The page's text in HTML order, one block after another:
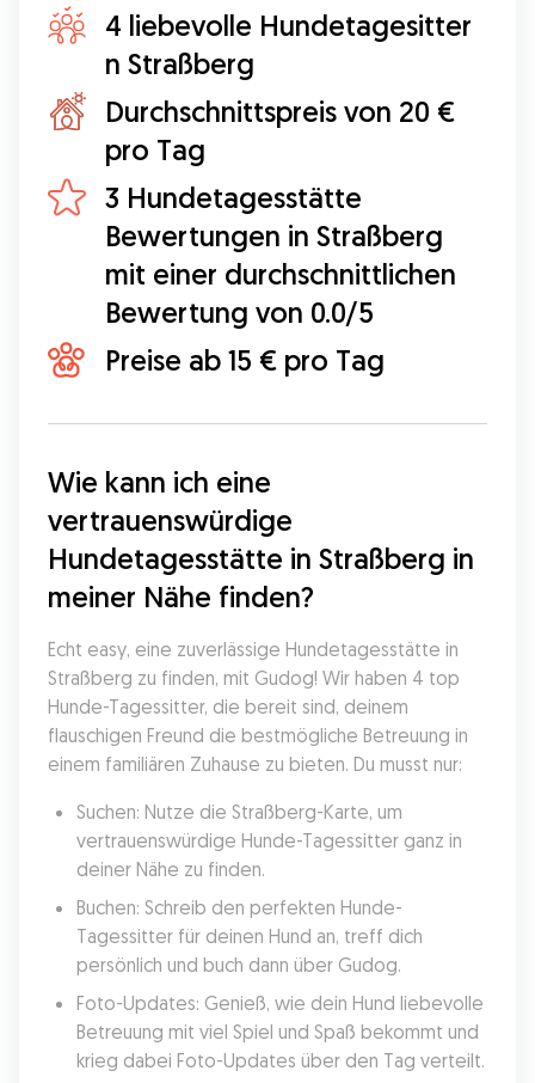
4 liebevolle Hundetagesitter
n Straßberg
Durchschnittspreis von 20 €
pro Tag
3 Hundetagesstätte
Bewertungen in Straßberg
mit einer durchschnittlichen
Bewertung von 0.0/5
Preise ab 15 € pro Tag
Wie kann ich eine
vertrauenswürdige
Hundetagesstätte in Straßberg in
meiner Nähe finden?
Echt easy, eine zuverlässige Hundetagesstätte in
Straßberg zu finden, mit Gudog! Wir haben 4 top
Hunde-Tagessitter, die bereit sind, deinem
flauschigen Freund die bestmögliche Betreuung in
einem familiären Zuhause zu bieten. Du musst nur:
Suchen: Nutze die Straßberg-Karte, um
vertrauenswürdige Hunde-Tagessitter ganz in
deiner Nähe zu finden.
Buchen: Schreib den perfekten Hunde-
Tagessitter für deinen Hund an, treff dich
persönlich und buch dann über Gudog.
Foto-Updates: Genieß, wie dein Hund liebevolle
Betreuung mit viel Spiel und Spaß bekommt und
krieg dabei Foto-Updates über den Tag verteilt.